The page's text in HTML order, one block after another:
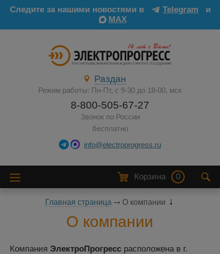
Следите за нашими новостями в Telegram
и
MAX
Раздан
Режим работы: Пн-Пт, с 9-30 до 18-00, мск
8-800-505-67-27
Звонок по России
бесплатно
info@electroprogress.ru
Корзина 0
Главная страница О компании
О компании
Компания ЭлектроПрогресс расположена в г.